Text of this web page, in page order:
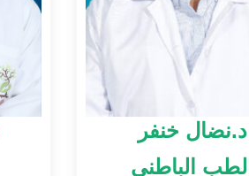
د.نضال خنفر
الطب الباطني